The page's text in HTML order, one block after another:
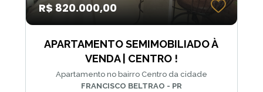
R$ 820.000,00
APARTAMENTO SEMIMOBILIADO À
VENDA | CENTRO !
Apartamento no bairro Centro da cidade
FRANCISCO BELTRAO - PR